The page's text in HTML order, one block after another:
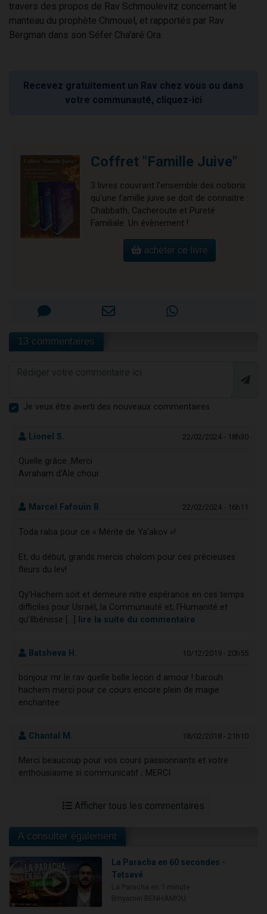
travers des propos de Rav Schmoulevitz concernant le
manteau du prophète Chmouel, et rapportés par Rav
Bergman dans son Séfer Cha'aré Ora.
Recevez gratuitement un Rav chez vous ou dans
votre communauté, cliquez-ici
Coffret "Famille Juive"
3 livres couvrant l'ensemble des notions
qu'une famille juive se doit de connaitre :
Chabbath, Cacheroute et Pureté
Familiale. Un évènement !
acheter ce livre
13 commentaires
Je veux être averti des nouveaux commentaires
Lionel S. 22/02/2024 - 18h30
Quelle grâce .Merci
Avraham d'Ale chour
Marcel Fafouin B. 22/02/2024 - 16h11
Toda raba pour ce « Mérite de Ya’akov »!
Et, du début, grands mercis chalom pour ces précieuses
fleurs du lev!
Qy’Hachem soit et demeure nitre espérance en ces temps
difficiles pour Usraël, la Communauté et; l’Humanité et
qu’Ilbénisse [...]
lire la suite du commentaire
Batsheva H. 10/12/2019 - 20h55
bonjour mr le rav quelle belle lecon d amour ! barouh
hachem merci pour ce cours encore plein de magie
enchantee
Chantal M. 18/02/2018 - 21h10
Merci beaucoup pour vos cours passionnants et votre
enthousiasme si communicatif ; MERCI
Afficher tous les commentaires
A consulter également
La Paracha en 60 secondes -
Tetsavé